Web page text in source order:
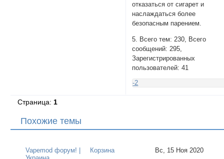
отказаться от сигарет и
наслаждаться более
безопасным парением.
5. Всего тем: 230, Всего
сообщений: 295,
Зарегистрированных
пользователей: 41
-2
Страница: 1
Похожие темы
Vapemod форум! |
Корзина Вс, 15 Ноя 2020